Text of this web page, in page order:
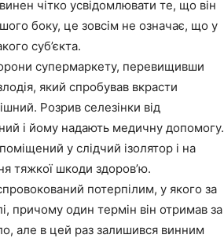
чітко усвідомлювати те, що він
боку, це зовсім не означає, що у
суб’єкта.
супермаркету, перевищивши
який спробував вкрасти
Розрив селезінки від
і йому надають медичну допомогу.
у слідчий ізолятор і на
тяжкої шкоди здоров’ю.
потерпілим, у якого за
причому один термін він отримав за
але в цей раз залишився винним